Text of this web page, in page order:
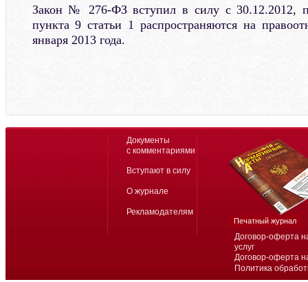
Закон № 276-ФЗ вступил в силу с 30.12.2012,
пункта 9 статьи 1 распространяются на
января 2013 года.
Договор-оферта
услуг
Договор-оферта
Политика
Документы
с комментариями
Вступают в силу
О журнале
Рекламодателям
Печатный журнал